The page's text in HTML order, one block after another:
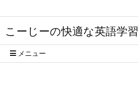
こーじーの快適な英語学習
メニュー